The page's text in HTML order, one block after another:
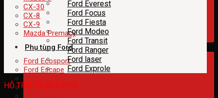
CX-30
CX-8
CX-9
Mazda Premacy
Phụ tùng Ford
Ford Ecosport
Ford Escape
Ford Focus
Ford Everest
Ford Focus
Ford Fiesta
Ford Modeo
Ford Transit
Ford Ranger
Ford laser
Ford Exprole
HỖ TRỢ TRỰC TUYẾN